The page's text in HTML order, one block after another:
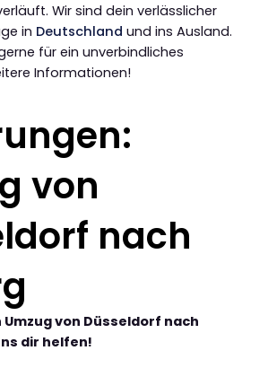
Wir sind dein verlässlicher
in Deutschland und ins Ausland.
für ein unverbindliches
Informationen!
von
nach
von Düsseldorf nach
dir helfen!